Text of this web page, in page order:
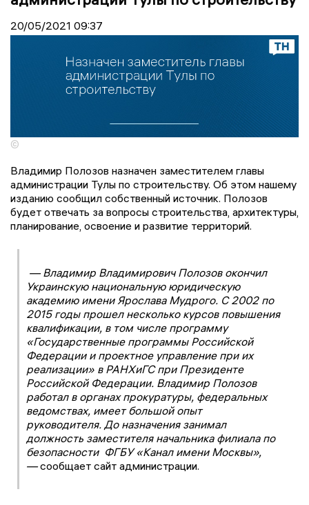
20/05/2021 09:37
©
Владимир Полозов назначен заместителем главы
администрации Тулы по строительству. Об этом нашему
изданию сообщил собственный источник. Полозов
будет отвечать за вопросы строительства, архитектуры,
планирование, освоение и развитие территорий.
— Владимир Владимирович Полозов окончил
Украинскую национальную юридическую
академию имени Ярослава Мудрого. С 2002 по
2015 годы прошел несколько курсов повышения
квалификации, в том числе программу
«Государственные программы Российской
Федерации и проектное управление при их
реализации» в РАНХиГС при Президенте
Российской Федерации. Владимир Полозов
работал в органах прокуратуры, федеральных
ведомствах, имеет большой опыт
руководителя. До назначения занимал
должность заместителя начальника филиала по
безопасности ФГБУ «Канал имени Москвы»,
—сообщает сайт администрации.